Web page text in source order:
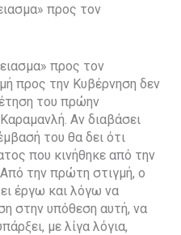
προς τον
προς τον
προς την Κυβέρνηση δεν
του πρώην
Αν διαβάσει
του θα δει ότι
που κινήθηκε από την
την πρώτη στιγμή, ο
έργω και λόγω να
στην υπόθεση αυτή, να
με λίγα λόγια,